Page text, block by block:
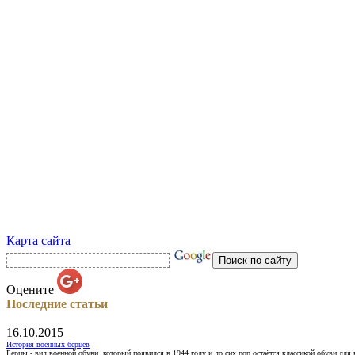
Карта сайта
Оцените
Последние статьи
16.10.2015
История военных берцев
Берцы - вид военной обуви, который появился в 1944 году и до сих пор остаётся классикой обуви